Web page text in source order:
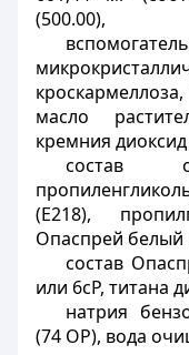
(500.00),
масло
кремния
состав
(Е218),
Опаспрей белый
состав
или 6сР, титана
натрия
(74 ОР), вода